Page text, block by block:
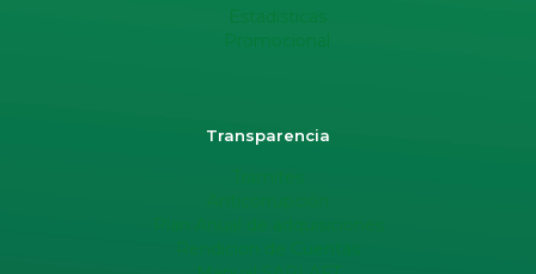
Estadisticas
Promocional
Transparencia
Tramites